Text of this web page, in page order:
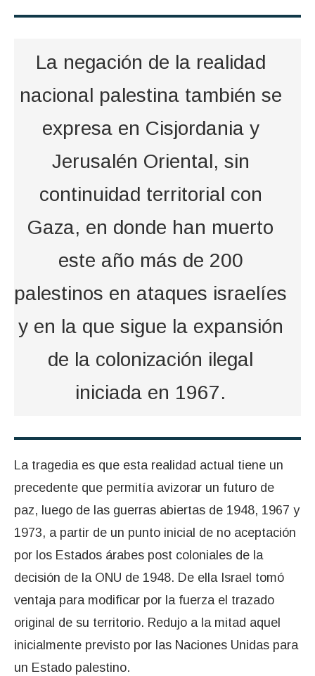
La negación de la realidad
nacional palestina también se
expresa en Cisjordania y
Jerusalén Oriental, sin
continuidad territorial con
Gaza, en donde han muerto
este año más de 200
palestinos en ataques israelíes
y en la que sigue la expansión
de la colonización ilegal
iniciada en 1967.
La tragedia es que esta realidad actual tiene un
precedente que permitía avizorar un futuro de
paz, luego de las guerras abiertas de 1948, 1967 y
1973, a partir de un punto inicial de no aceptación
por los Estados árabes post coloniales de la
decisión de la ONU de 1948. De ella Israel tomó
ventaja para modificar por la fuerza el trazado
original de su territorio. Redujo a la mitad aquel
inicialmente previsto por las Naciones Unidas para
un Estado palestino.